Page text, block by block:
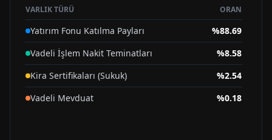
VARLIK TÜRÜ ORAN
Yatırım Fonu Katılma Payları %88.69
Vadeli İşlem Nakit Teminatları
%8.58
Kira Sertifikaları (Sukuk)
%2.54
Vadeli Mevduat
%0.18